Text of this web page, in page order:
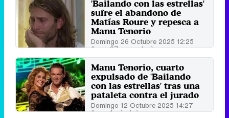
'Bailando con las estrellas'
sufre el abandono de
Matías Roure y repesca a
Manu Tenorio
Domingo 26 Octubre 2025 12:25
(hace 27 segundos)
Manu Tenorio, cuarto
expulsado de 'Bailando
con las estrellas' tras una
pataleta contra el jurado
Domingo 12 Octubre 2025 14:27
(hace 1 minuto)